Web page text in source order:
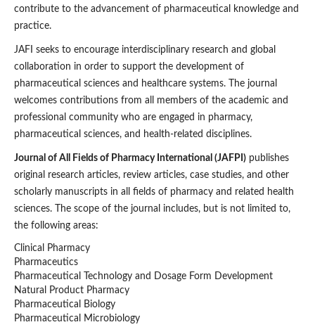
contribute to the advancement of pharmaceutical knowledge and
practice.
JAFI seeks to encourage interdisciplinary research and global
collaboration in order to support the development of
pharmaceutical sciences and healthcare systems. The journal
welcomes contributions from all members of the academic and
professional community who are engaged in pharmacy,
pharmaceutical sciences, and health-related disciplines.
Journal of All Fields of Pharmacy International (JAFPI)publishes
original research articles, review articles, case studies, and other
scholarly manuscripts in all fields of pharmacy and related health
sciences. The scope of the journal includes, but is not limited to,
the following areas:
Clinical Pharmacy
Pharmaceutics
Pharmaceutical Technology and Dosage Form Development
Natural Product Pharmacy
Pharmaceutical Biology
Pharmaceutical Microbiology